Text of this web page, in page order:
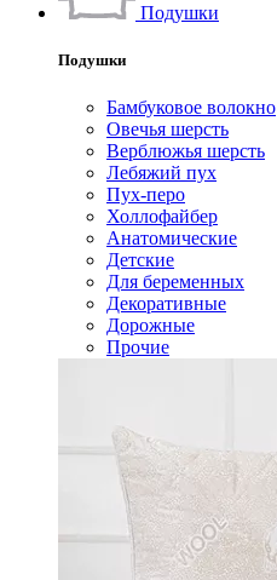
Подушки
Подушки
Бамбуковое волокно
Овечья шерсть
Верблюжья шерсть
Лебяжий пух
Пух-перо
Холлофайбер
Анатомические
Детские
Для беременных
Декоративные
Дорожные
Прочие